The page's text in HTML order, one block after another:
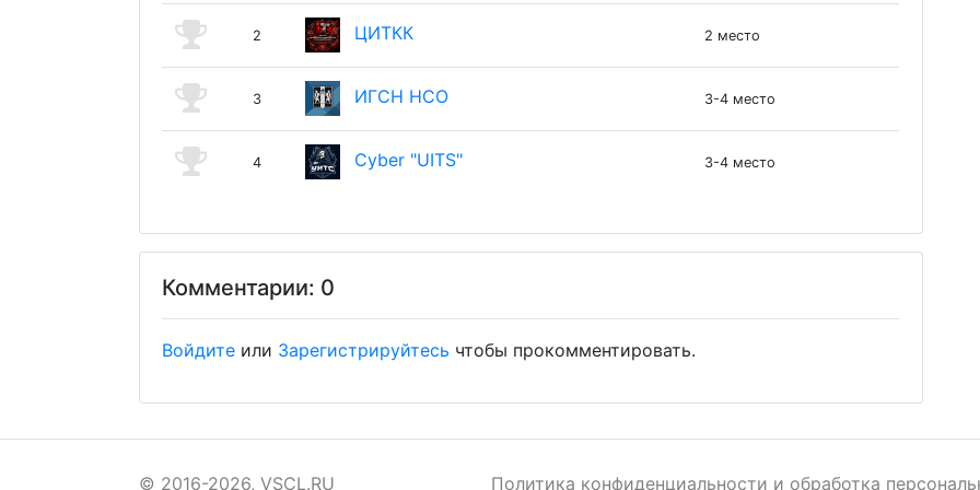
2 ЦИТКК 2 место
3 ИГСН НСО 3-4 место
4 Cyber "UITS" 3-4 место
Комментарии: 0
Войдите или Зарегистрируйтесь чтобы прокомментировать.
© 2016-2026, VSCL.RU Политика конфиденциальности и обработка